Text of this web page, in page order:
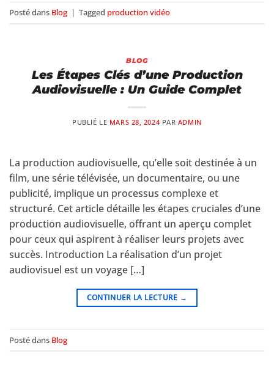
Posté dans Blog | Tagged production vidéo
BLOG
Les Étapes Clés d’une Production
Audiovisuelle : Un Guide Complet
PUBLIÉ LE MARS 28, 2024 PAR ADMIN
La production audiovisuelle, qu’elle soit destinée à un
film, une série télévisée, un documentaire, ou une
publicité, implique un processus complexe et
structuré. Cet article détaille les étapes cruciales d’une
production audiovisuelle, offrant un aperçu complet
pour ceux qui aspirent à réaliser leurs projets avec
succès. Introduction La réalisation d’un projet
audiovisuel est un voyage […]
CONTINUER LA LECTURE →
Posté dans Blog